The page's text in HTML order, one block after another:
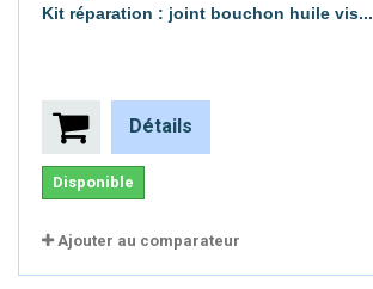
Kit réparation : joint bouchon huile vis...
Détails
Disponible
Ajouter au comparateur